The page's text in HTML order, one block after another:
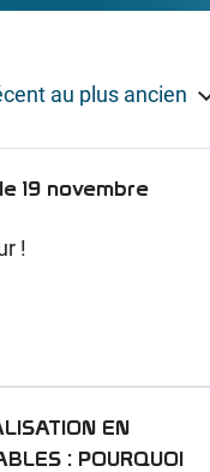
19 novembre
!
EN
: POURQUOI